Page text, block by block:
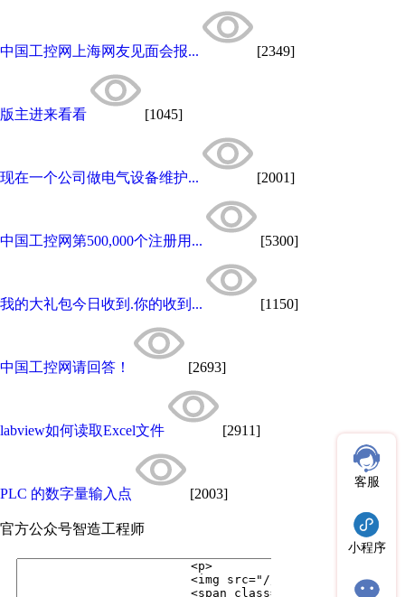
中国工控网上海网友见面会报... [2349]
版主进来看看 [1045]
现在一个公司做电气设备维护... [2001]
中国工控网第500,000个注册用... [5300]
我的大礼包今日收到.你的收到... [1150]
中国工控网请回答！ [2693]
labview如何读取Excel文件 [2911]
PLC 的数字量输入点 [2003]
官方公众号智造工程师
客服
小程序